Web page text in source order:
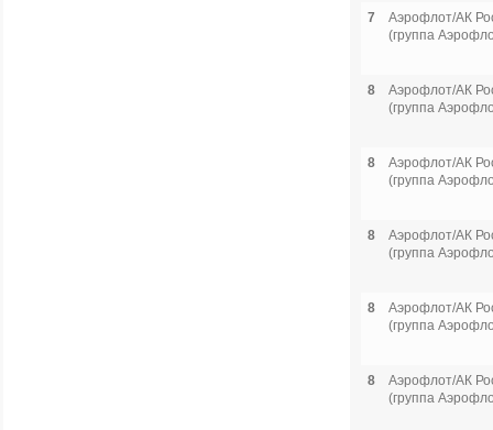
7
Аэрофлот/АК
(группа
8
Аэрофлот/АК
(группа
8
Аэрофлот/АК
(группа
8
Аэрофлот/АК
(группа
8
Аэрофлот/АК
(группа
8
Аэрофлот/АК
(группа